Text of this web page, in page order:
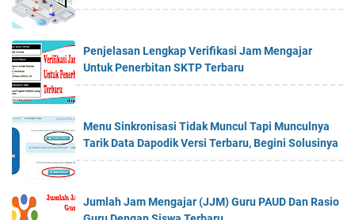
Penjelasan Lengkap Verifikasi Jam Mengajar
Untuk Penerbitan SKTP Terbaru
Menu Sinkronisasi Tidak Muncul Tapi Munculnya
Tarik Data Dapodik Versi Terbaru, Begini Solusinya
Jumlah Jam Mengajar (JJM) Guru PAUD Dan Rasio